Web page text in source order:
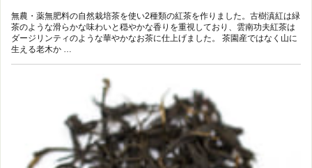
無農・薬無肥料の自然栽培茶を使い2種類の紅茶を作りました。古樹滇紅は緑
茶のような滑らかな味わいと穏やかな香りを重視しており、雲南功夫紅茶は
ダージリンティのような華やかなお茶に仕上げました。 茶園産ではなく山に
生える老木か …